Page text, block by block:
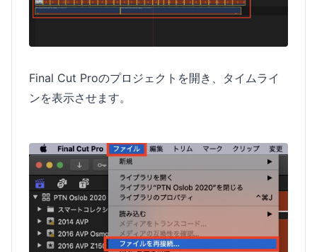
Final Cut Proのプロジェクトを開き、タイムライ
ンを表示させます。